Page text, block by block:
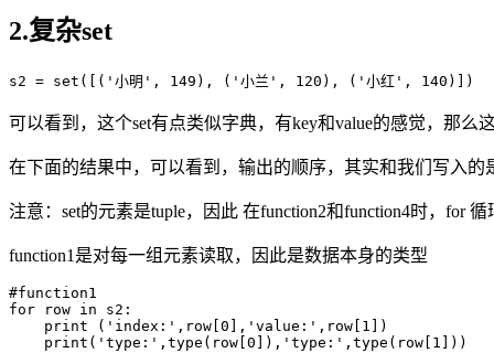
2.复杂set
s2 = set([('小明', 149), ('小兰', 120), ('小红', 140)])
可以看到，这个set有点类似字典，有key和value的感觉，那
在下面的结果中，可以看到，输出的顺序，其实和我们写入的
注意：set的元素是tuple，因此 在function2和function4时，for
function1是对每一组元素读取，因此是数据本身的类型
#function1
for row in s2:
    print ('index:',row[0],'value:',row[1])
    print('type:',type(row[0]),'type:',type(row[1]))